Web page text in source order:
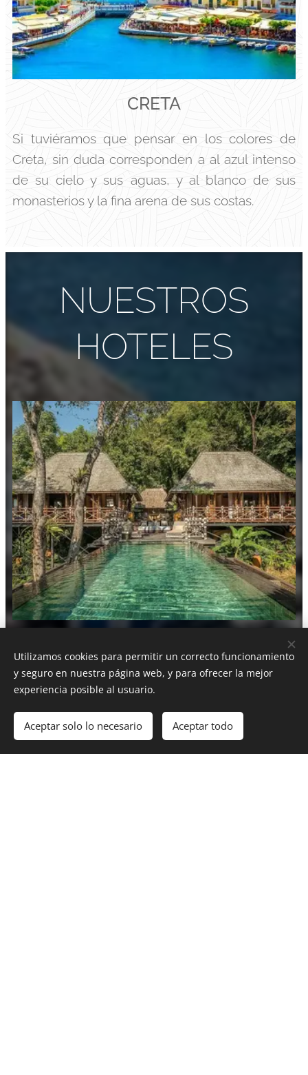
CRETA
Si tuviéramos que pensar en los colores de
Creta, sin duda corresponden a al azul intenso
de su cielo y sus aguas, y al blanco de sus
monasterios y la fina arena de sus costas.
NUESTROS
HOTELES
Utilizamos cookies para permitir un correcto funcionamiento
y seguro en nuestra página web, y para ofrecer la mejor
experiencia posible al usuario.
Aceptar solo lo necesario Aceptar todo